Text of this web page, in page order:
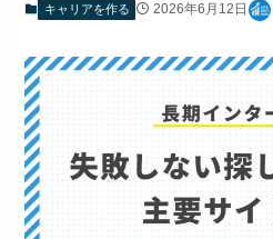
キャリアを作る 2026年6月12日